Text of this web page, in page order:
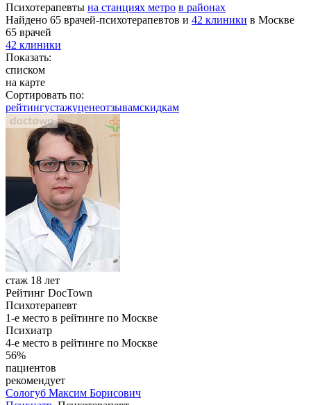
Психотерапевты на станциях метро в районах
Найдено 65 врачей-психотерапевтов и 42 клиники в Москве
65 врачей
42 клиники
Показать:
списком
на карте
Сортировать по:
рейтингустажуценеотзывамcкидкам
стаж 18 лет
Рейтинг DocTown
Психотерапевт
1-е место в рейтинге по Москве
Психиатр
4-е место в рейтинге по Москве
56%
пациентов
рекомендует
Сологуб Максим Борисович